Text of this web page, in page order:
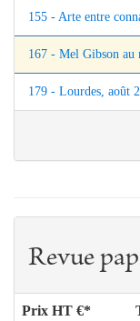
155 - Arte entre
167 - Mel Gibson au
179 - Lourdes, août
Revue
Prix HT €*